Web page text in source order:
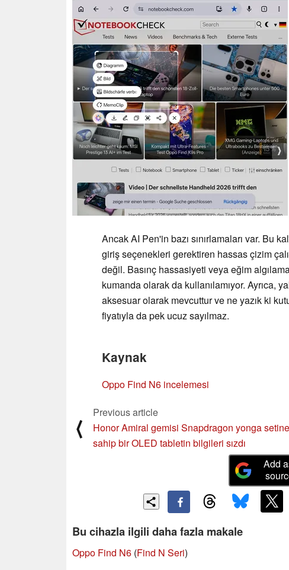
Ancak AI Pen'in bazı sınırlamaları var. Bu
giriş seçenekleri gerektiren hassas çizim
değil. Basınç hassasiyeti veya eğim
kumanda olarak da kullanılamıyor. Ayrıca,
aksesuar olarak mevcuttur ve ne yazık ki
fiyatıyla da pek ucuz sayılmaz.
Kaynak
Oppo Find N6 incelemesi
⟨
Previous article
Honor Amiral gemisi Snapdragon yonga setine
sahip bir OLED tabletin bilgileri sızdı
Add
Bu cihazla ilgili daha fazla makale
Oppo Find N6 (Find N Seri)